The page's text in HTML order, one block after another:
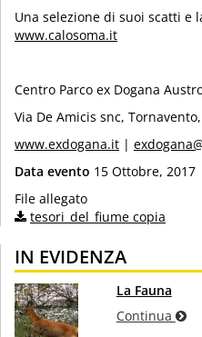
Una selezione di suoi scatti e
www.calosoma.it
Centro Parco ex Dogana
Via De Amicis snc,
www.exdogana.it |
Data evento 15 Ottobre, 2017
File allegato
tesori_del_fiume copia
IN EVIDENZA
La Fauna
Continua